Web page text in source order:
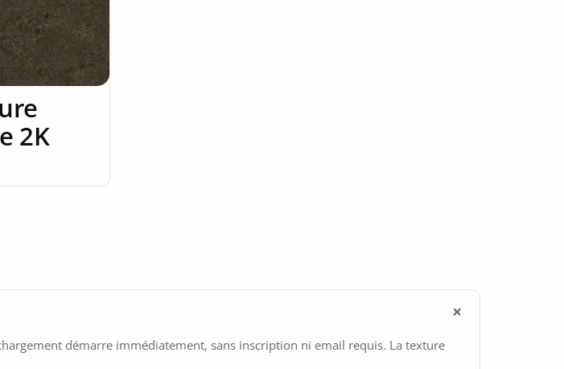
2K
démarre immédiatement, sans inscription ni email requis. La texture